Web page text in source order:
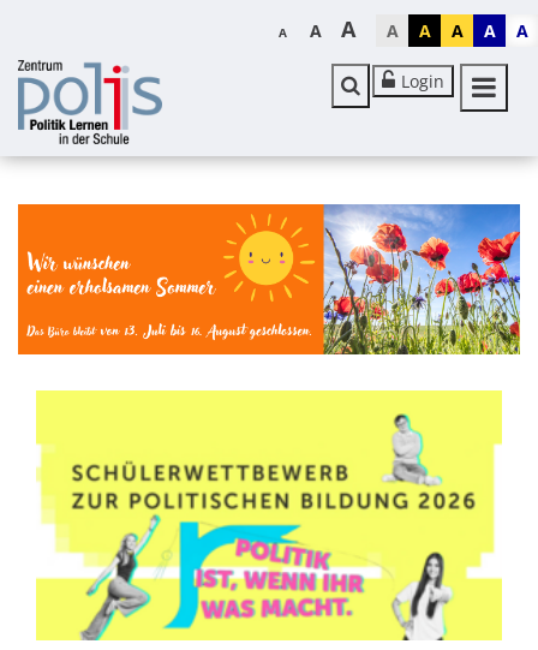
A A A A A A A A
Login